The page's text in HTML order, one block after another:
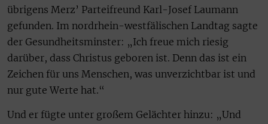
übrigens Merz’ Parteifreund Karl-Josef Laumann
gefunden. Im nordrhein-westfälischen Landtag sagte
der Gesundheitsminster: „Ich freue mich riesig
darüber, dass Christus geboren ist. Denn das ist ein
Zeichen für uns Menschen, was unverzichtbar ist und
nur gute Werte hat.“
Und er fügte unter großem Gelächter hinzu: „Und